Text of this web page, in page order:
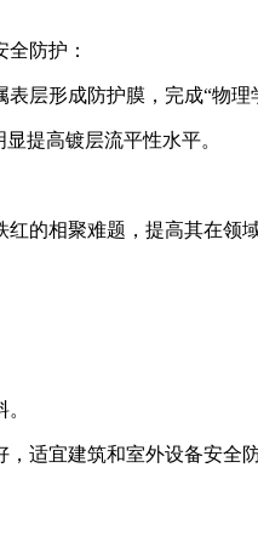
防护：
层形成防护膜，完成“物理
提高镀层流平性水平。
的相聚难题，提高其在领
适宜建筑和室外设备安全防